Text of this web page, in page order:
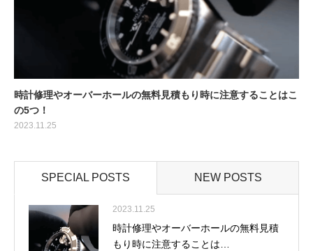
時計修理やオーバーホールの無料見積もり時に注意することはこ
の5つ！
2023.11.25
SPECIAL POSTS NEW POSTS
2023.11.25
時計修理やオーバーホールの無料見積
もり時に注意することは…